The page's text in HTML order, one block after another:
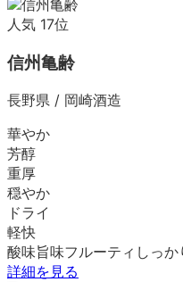
人気 17位
信州亀齢
長野県 / 岡崎酒造
華やか
芳醇
重厚
穏やか
ドライ
軽快
酸味旨味フルーティ しっか
詳細を見る